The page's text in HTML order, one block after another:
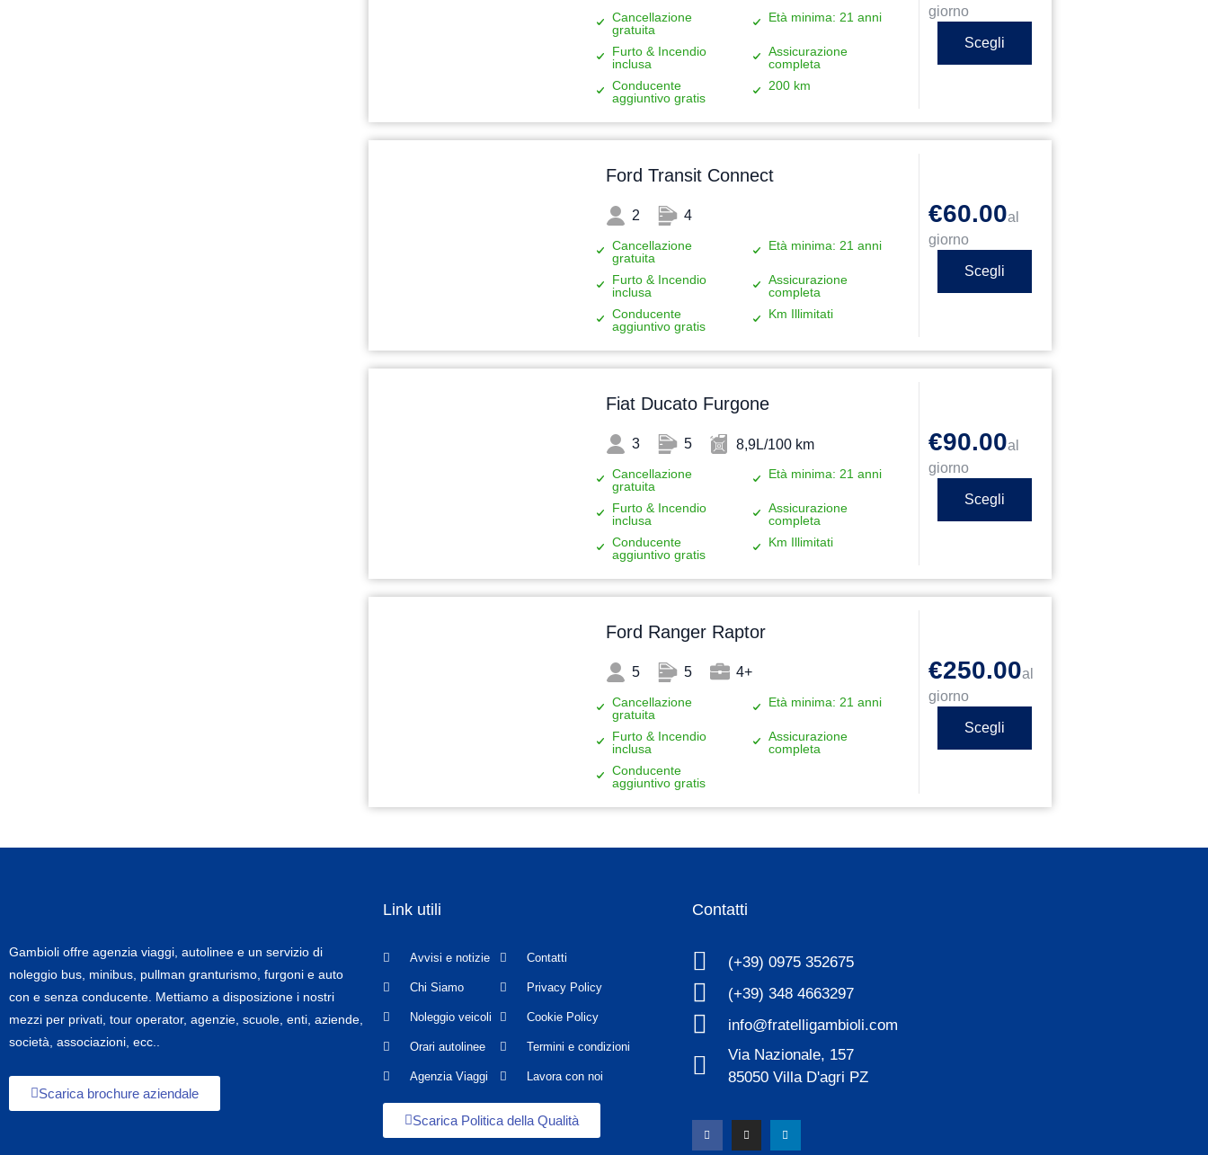
Cancellazione
gratuita
Età minima: 21 anni
Furto & Incendio
inclusa
Assicurazione
completa
Conducente
aggiuntivo gratis
200 km
giorno
Scegli
Ford Transit Connect
2 4
Cancellazione
gratuita
Età minima: 21 anni
Furto & Incendio
inclusa
Assicurazione
completa
Conducente
aggiuntivo gratis
Km Illimitati
€60.00al
giorno
Scegli
Fiat Ducato Furgone
3 5 8,9L/100 km
Cancellazione
gratuita
Età minima: 21 anni
Furto & Incendio
inclusa
Assicurazione
completa
Conducente
aggiuntivo gratis
Km Illimitati
€90.00al
giorno
Scegli
Ford Ranger Raptor
5 5 4+
Cancellazione
gratuita
Età minima: 21 anni
Furto & Incendio
inclusa
Assicurazione
completa
Conducente
aggiuntivo gratis
€250.00al
giorno
Scegli
Gambioli offre agenzia viaggi, autolinee e un servizio di
noleggio bus, minibus, pullman granturismo, furgoni e auto
con e senza conducente. Mettiamo a disposizione i nostri
mezzi per privati, tour operator, agenzie, scuole, enti, aziende,
società, associazioni, ecc..
Scarica brochure aziendale
Link utili
Avvisi e notizie
Chi Siamo
Noleggio veicoli
Orari autolinee
Agenzia Viaggi
Contatti
Privacy Policy
Cookie Policy
Termini e condizioni
Lavora con noi
Scarica Politica della Qualità
Contatti
(+39) 0975 352675
(+39) 348 4663297
info@fratelligambioli.com
Via Nazionale, 157
85050 Villa D'agri PZ